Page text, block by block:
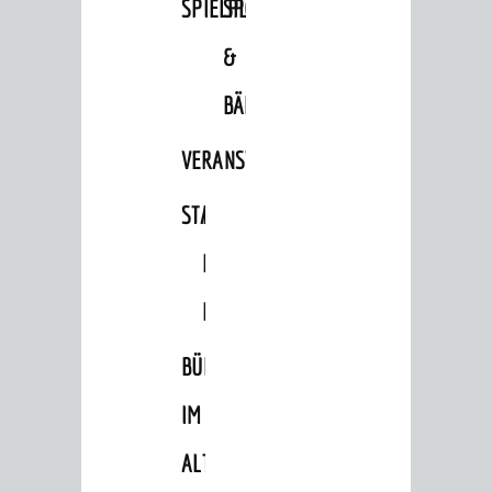
SPIELPLÄTZE
SPORTSTÄTTEN
&
BÄDER
VERANSTALTUNGSRÄUME
STADTHALLE
ROLF-
ENGELBRECHT-
HAUS
BÜRGERSAAL
IM
ALTEN
Einrichtungen in der Stadt
Verkehrsinformationen
Bahnverkehr
Carsharing
Park & Ride